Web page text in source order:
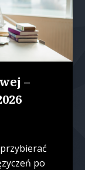
–
po